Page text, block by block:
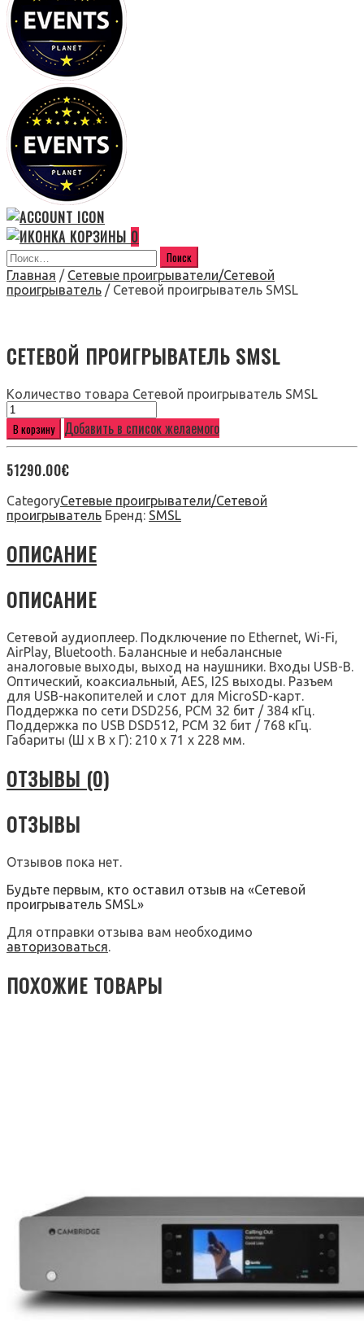
0
Главная / Сетевые проигрыватели/Сетевой
проигрыватель / Сетевой проигрыватель SMSL
СЕТЕВОЙ ПРОИГРЫВАТЕЛЬ SMSL
Количество товара Сетевой проигрыватель SMSL
В корзину Добавить в список желаемого
51290.00€
CategoryСетевые проигрыватели/Сетевой
проигрыватель Бренд: SMSL
ОПИСАНИЕ
ОПИСАНИЕ
Сетевой аудиоплеер. Подключение по Ethernet, Wi-Fi,
AirPlay, Bluetooth. Балансные и небалансные
аналоговые выходы, выход на наушники. Входы USB-B.
Оптический, коаксиальный, AES, I2S выходы. Разъем
для USB-накопителей и слот для MicroSD-карт.
Поддержка по сети DSD256, PCM 32 бит / 384 кГц.
Поддержка по USB DSD512, PCM 32 бит / 768 кГц.
Габариты (Ш х В х Г): 210 х 71 х 228 мм.
ОТЗЫВЫ (0)
ОТЗЫВЫ
Отзывов пока нет.
Будьте первым, кто оставил отзыв на «Сетевой
проигрыватель SMSL»
Для отправки отзыва вам необходимо
авторизоваться.
ПОХОЖИЕ ТОВАРЫ